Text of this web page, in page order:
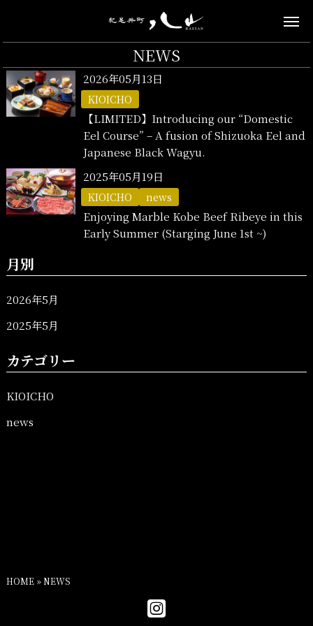
NEWS
2026年05月13日
KIOICHO
【LIMITED】Introducing our “Domestic
Eel Course” – A fusion of Shizuoka Eel and
Japanese Black Wagyu.
2025年05月19日
KIOICHO news
Enjoying Marble Kobe Beef Ribeye in this
Early Summer (Starging June 1st ~)
月別
2026年5月
2025年5月
カテゴリー
KIOICHO
news
HOME »NEWS